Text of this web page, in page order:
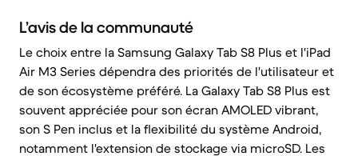
L’avis de la communauté
Le choix entre la Samsung Galaxy Tab S8 Plus et l'iPad
Air M3 Series dépendra des priorités de l'utilisateur et
de son écosystème préféré. La Galaxy Tab S8 Plus est
souvent appréciée pour son écran AMOLED vibrant,
son S Pen inclus et la flexibilité du système Android,
notamment l'extension de stockage via microSD. Les